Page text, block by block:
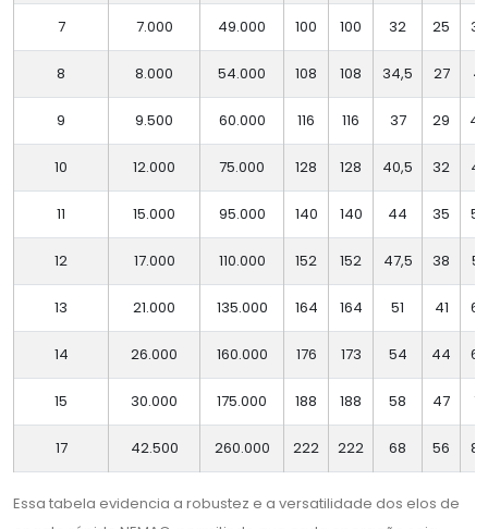
7 7.000 49.000 100 100 32 25 38
8 8.000 54.000 108 108 34,5 27 41
9 9.500 60.000 116 116 37 29 44
10 12.000 75.000 128 128 40,5 32 48
11 15.000 95.000 140 140 44 35 53
12 17.000 110.000 152 152 47,5 38 57
13 21.000 135.000 164 164 51 41 62
14 26.000 160.000 176 173 54 44 66
15 30.000 175.000 188 188 58 47 71
17 42.500 260.000 222 222 68 56 84
Essa tabela evidencia a robustez e a versatilidade dos elos de